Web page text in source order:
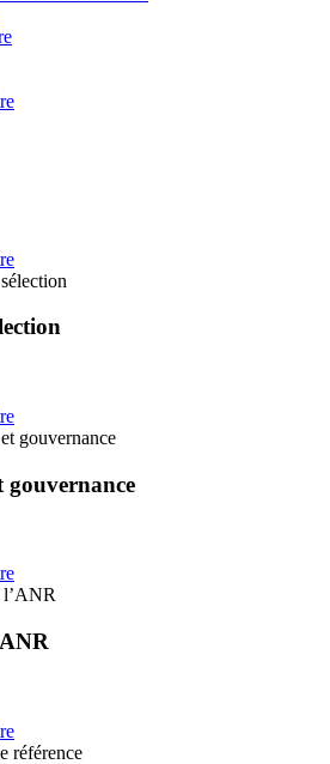
gouvernance
gouvernance
l’ANR
référence